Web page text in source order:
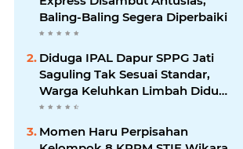
Baling-Baling Segera Diperbaiki
Diduga IPAL Dapur SPPG Jati
Saguling Tak Sesuai Standar,
Warga Keluhkan Limbah Diduga
Mengalir ke Sungai
Momen Haru Perpisahan